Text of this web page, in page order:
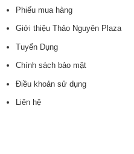
Phiếu mua hàng
Giới thiệu Thảo Nguyên Plaza
Tuyển Dụng
Chính sách bảo mật
Điều khoản sử dụng
Liên hệ